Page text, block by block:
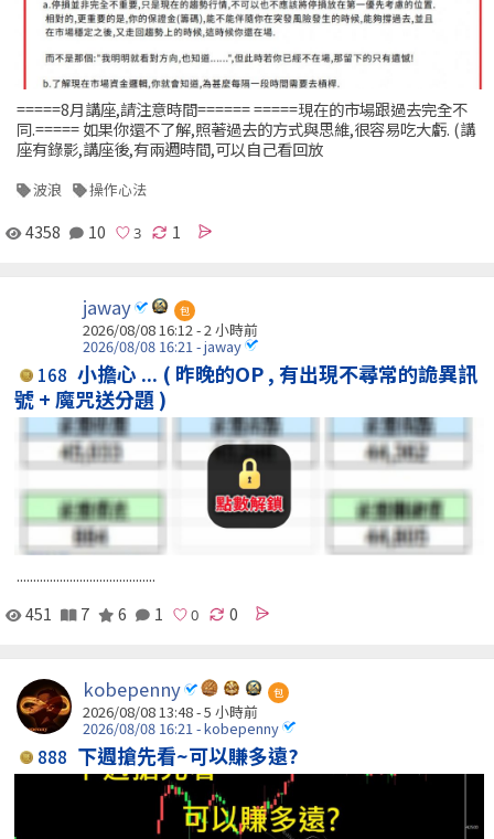
=====8月講座,請注意時間====== =====現在的市場跟過去完全不
同.===== 如果你還不了解,照著過去的方式與思維,很容易吃大虧. (講
座有錄影,講座後,有兩週時間,可以自己看回放
波浪 操作心法
4358 10 1
jaway 包
2026/08/08 16:12 -2 小時前
2026/08/08 16:21 - jaway
168 小擔心 ... ( 昨晚的OP , 有出現不尋常的詭異訊
號 + 魔咒送分題 )
..........................................
451
7 6 1 0
kobepenny 包
2026/08/08 13:48 -5 小時前
2026/08/08 16:21 - kobepenny
888 下週搶先看~可以賺多遠?